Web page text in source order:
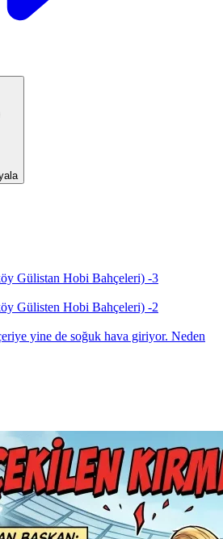
Gülistan Hobi Bahçeleri) -3
Gülisten Hobi Bahçeleri) -2
yine de soğuk hava giriyor. Neden